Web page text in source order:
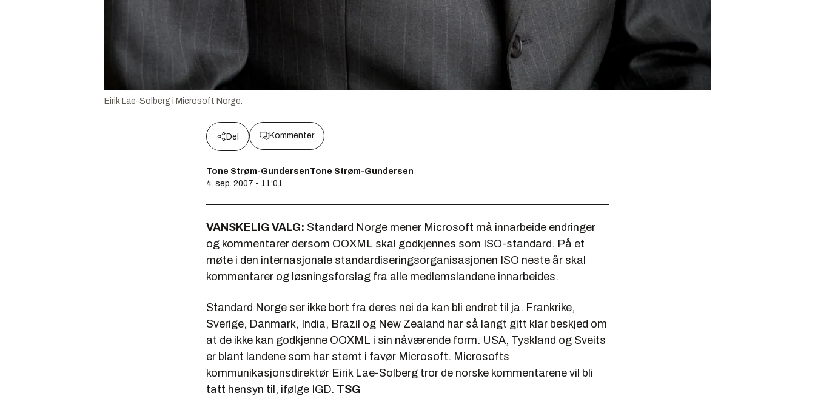
Eirik Lae-Solberg i Microsoft Norge.
Del Kommenter
Tone Strøm-GundersenTone Strøm-Gundersen
4. sep. 2007 - 11:01
VANSKELIG VALG: Standard Norge mener Microsoft må innarbeide endringer
og kommentarer dersom OOXML skal godkjennes som ISO-standard. På et
møte i den internasjonale standardiseringsorganisasjonen ISO neste år skal
kommentarer og løsningsforslag fra alle medlemslandene innarbeides.
Standard Norge ser ikke bort fra deres nei da kan bli endret til ja. Frankrike,
Sverige, Danmark, India, Brazil og New Zealand har så langt gitt klar beskjed om
at de ikke kan godkjenne OOXML i sin nåværende form. USA, Tyskland og Sveits
er blant landene som har stemt i favør Microsoft. Microsofts
kommunikasjonsdirektør Eirik Lae-Solberg tror de norske kommentarene vil bli
tatt hensyn til, ifølge IGD. TSG